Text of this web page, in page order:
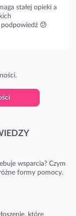
wsparcia? Czym
formy pomocy.
które